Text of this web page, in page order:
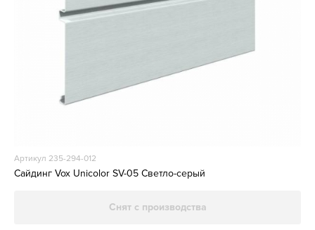
Артикул 235-294-012
Сайдинг Vox Unicolor SV-05 Светло-серый
Снят с производства